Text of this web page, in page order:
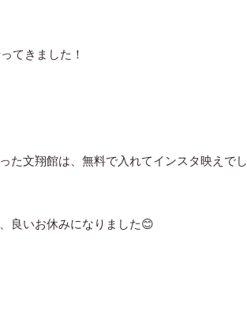
てきました！
た文翔館は、無料で入れてインスタ映えでし
良いお休みになりました😊